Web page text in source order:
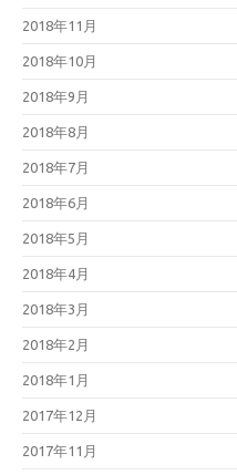
2018年11月
2018年10月
2018年9月
2018年8月
2018年7月
2018年6月
2018年5月
2018年4月
2018年3月
2018年2月
2018年1月
2017年12月
2017年11月